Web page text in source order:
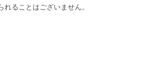
ることはございません。